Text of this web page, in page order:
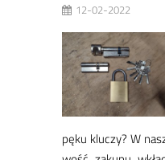
12-02-2022
pę­ku klu­czy? W